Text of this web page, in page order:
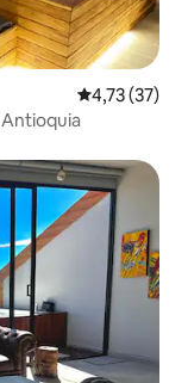
4,73 ud af 5
4,73 (37)